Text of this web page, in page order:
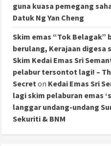
guna kuasa pemegang
Datuk Ng Yan Cheng
Skim emas “Tok Belagak”
berulang, Kerajaan digesa
Skim Kedai Emas Sri
pelabur tersontot lagi! –
Secret on Kedai Emas Sri
lagi skim pelaburan emas
langgar undang-undang
Sekuriti & BNM